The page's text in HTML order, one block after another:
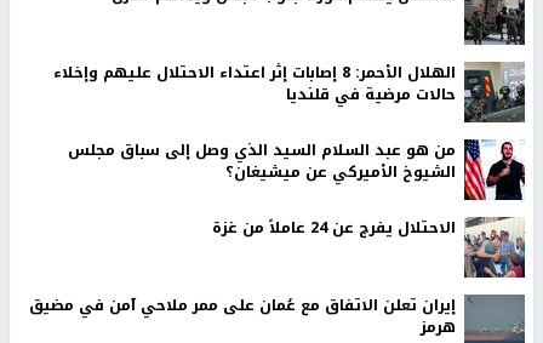
الهلال الأحمر: 8 إصابات إثر اعتداء الاحتلال عليهم وإخلاء
حالات مرضية في قلنديا
من هو عبد السلام السيد الذي وصل إلى سباق مجلس
الشيوخ الأميركي عن ميشيغان؟
الاحتلال يفرج عن 24 عاملاً من غزة
إيران تعلن الاتفاق مع عُمان على ممر ملاحي آمن في مضيق
هرمز